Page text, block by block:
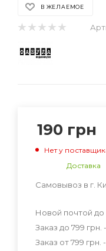
В ЖЕЛАЕМОЕ
190 грн
Нет у
Доставка
Самовывоз в г.
Новой почтой до
Заказ до 799 грн.
Заказ от 799 грн. -